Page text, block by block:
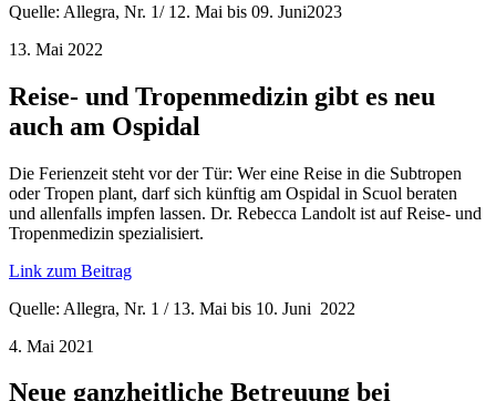
Quelle: Allegra, Nr. 1/ 12. Mai bis 09. Juni2023
13. Mai 2022
Reise- und Tropenmedizin gibt es neu
auch am Ospidal
Die Ferienzeit steht vor der Tür: Wer eine Reise in die Subtropen
oder Tropen plant, darf sich künftig am Ospidal in Scuol beraten
und allenfalls impfen lassen. Dr. Rebecca Landolt ist auf Reise- und
Tropenmedizin spezialisiert.
Link zum Beitrag
Quelle: Allegra, Nr. 1 / 13. Mai bis 10. Juni 2022
4. Mai 2021
Neue ganzheitliche Betreuung bei